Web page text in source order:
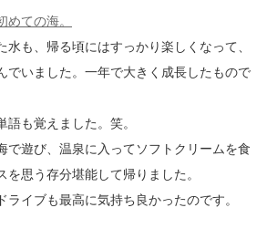
めての海。
水も、帰る頃にはすっかり楽しくなって、
でいました。一年で大きく成長したもので
語も覚えました。笑。
で遊び、温泉に入ってソフトクリームを食
思う存分堪能して帰りました。
ライブも最高に気持ち良かったのです。